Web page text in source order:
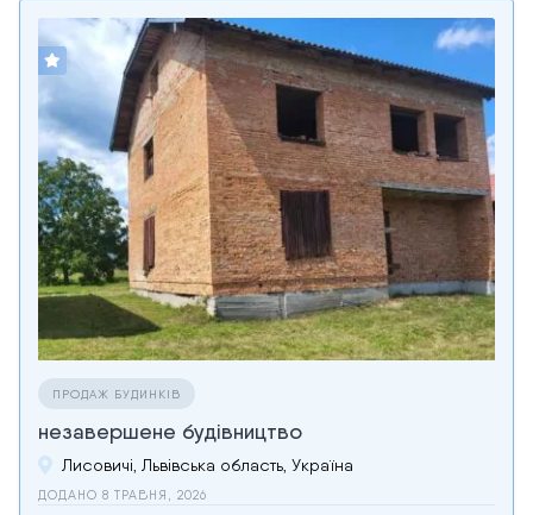
ПРОДАЖ БУДИНКІВ
незавершене будівництво
Лисовичі, Львівська область, Україна
ДОДАНО 8 ТРАВНЯ, 2026